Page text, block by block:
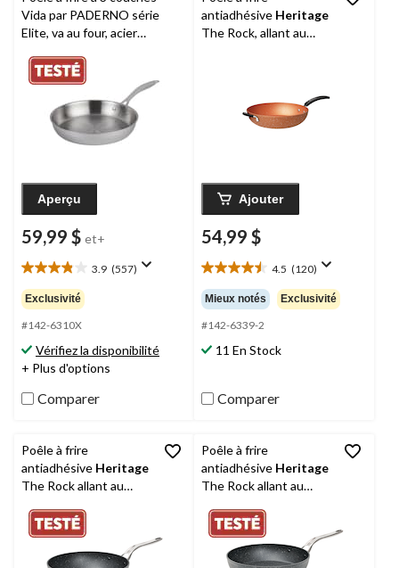
Vida par PADERNO série
Elite, va au four, acier
variées
Aperçu
59,99 $ et+
3.9 (557)
3.9
étoile(s)
sur
5.
557
évaluations
Exclusivité
#142-6310X
Vérifiez la disponibilité
+ Plus d'options
Comparer
antiadhésive Heritage
The Rock, allant au
Ajouter
54,99 $
4.5 (120)
4.5
étoile(s)
sur
5.
120
évaluations
Mieux notés Exclusivité
#142-6339-2
11 En Stock
Comparer
Poêle à frire
antiadhésive Heritage
The Rock allant au
four, noir, 12 po
Poêle à frire
antiadhésive Heritage
The Rock allant au
four, noir, 8 po